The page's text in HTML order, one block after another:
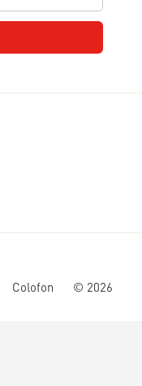
Colofon © 2026